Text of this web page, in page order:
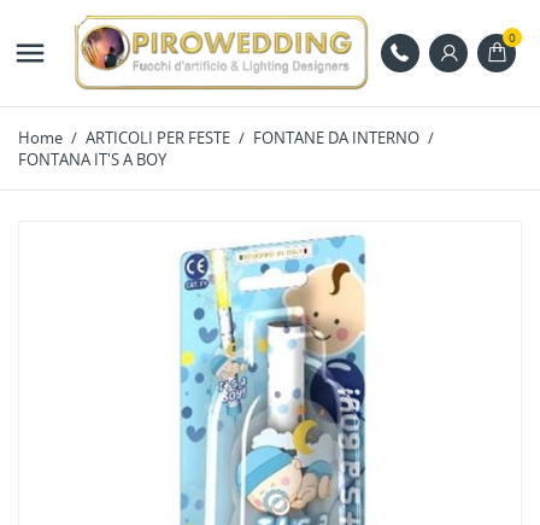
 0
Home ARTICOLI PER FESTE
FONTANE DA INTERNO
FONTANA IT'S A BOY